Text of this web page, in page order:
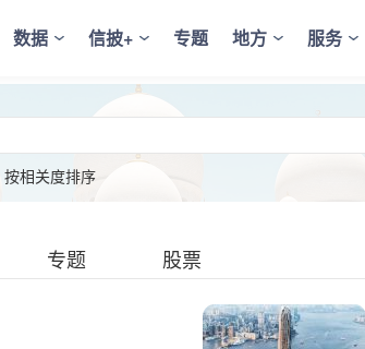
数据 信披+ 专题 地方 服务
按相关度排序
专题 股票